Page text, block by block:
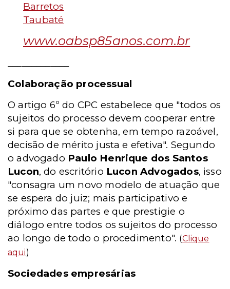
Barretos
Taubaté
www.oabsp85anos.com.br
Colaboração processual
O artigo 6º do CPC estabelece que "todos os
sujeitos do processo devem cooperar entre
si para que se obtenha, em tempo razoável,
decisão de mérito justa e efetiva". Segundo
o advogado Paulo Henrique dos Santos
Lucon, do escritório Lucon Advogados, isso
"consagra um novo modelo de atuação que
se espera do juiz; mais participativo e
próximo das partes e que prestigie o
diálogo entre todos os sujeitos do processo
ao longo de todo o procedimento". (Clique
aqui)
Sociedades empresárias